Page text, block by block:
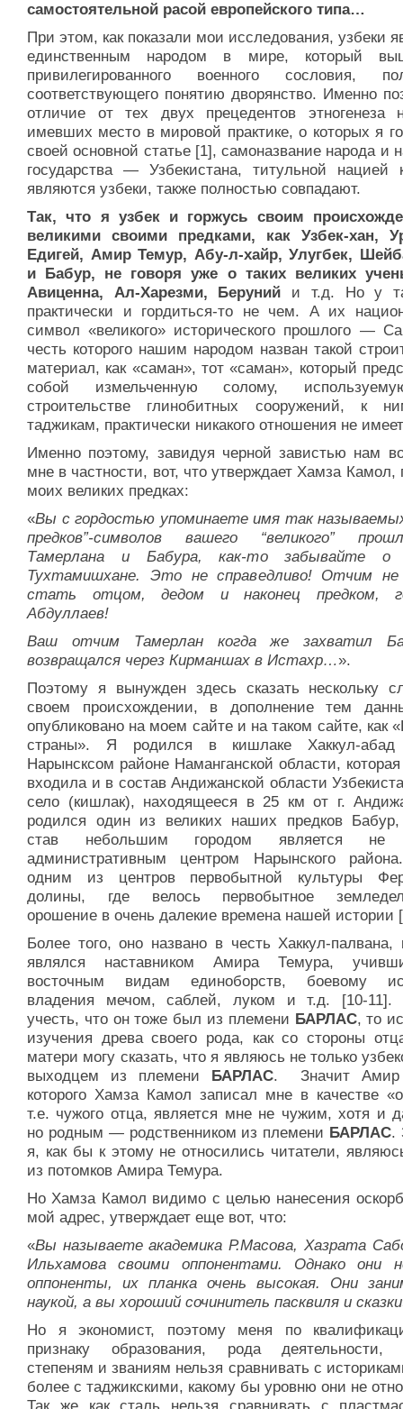
самостоятельной расой европейского типа…
При этом, как показали мои исследования, узбеки
единственным народом в мире, который
привилегированного военного сословия,
соответствующего понятию дворянство. Именно
отличие от тех двух прецедентов этногенеза
имевших место в мировой практике, о которых я
своей основной статье [1], самоназвание народа и
государства — Узбекистана, титульной нацией
являются узбеки, также полностью совпадают.
Так, что я узбек и горжусь своим
великими своими предками, как Узбек-хан,
Едигей, Амир Темур, Абу-л-хайр, Улугбек,
и Бабур, не говоря уже о таких великих
Авиценна, Ал-Харезми, Беруний и т.д. Но у
практически и гордиться-то не чем. А их
символ «великого» исторического прошлого —
честь которого нашим народом назван такой
материал, как «саман», тот «саман», который
собой измельченную солому,
строительстве глинобитных сооружений, к
таджикам, практически никакого отношения не
Именно поэтому, завидуя черной завистью нам
мне в частности, вот, что утверждает Хамза Камол,
моих великих предках:
«Вы с гордостью упоминаете имя так
предков”-символов вашего “великого”
Тамерлана и Бабура, как-то забывайте о
Тухтамишхане. Это не справедливо! Отчим
стать отцом, дедом и наконец предком,
Абдуллаев!
Ваш отчим Тамерлан когда же захватил
возвращался через Кирманшах в Истахр…».
Поэтому я вынужден здесь сказать нескольку
своем происхождении, в дополнение тем
опубликовано на моем сайте и на таком сайте, как
страны». Я родился в кишлаке Хаккул-
Нарынсксом районе Наманганской области,
входила и в состав Андижанской области
село (кишлак), находящееся в 25 км от г.
родился один из великих наших предков
став небольшим городом является не
административным центром Нарынского
одним из центров первобытной культуры
долины, где велось первобытное
орошение в очень далекие времена нашей истории
Более того, оно названо в честь Хаккул-палвана,
являлся наставником Амира Темура,
восточным видам единоборств, боевому
владения мечом, саблей, луком и т.д. [10-
учесть, что он тоже был из племени БАРЛАС, то
изучения древа своего рода, как со стороны
матери могу сказать, что я являюсь не только
выходцем из племени БАРЛАС. Значит Амир
которого Хамза Камол записал мне в качестве
т.е. чужого отца, является мне не чужим, хотя и
но родным — родственником из племени БАРЛАС.
я, как бы к этому не относились читатели,
из потомков Амира Темура.
Но Хамза Камол видимо с целью нанесения
мой адрес, утверждает еще вот, что:
«Вы называете академика Р.Масова, Хазрата
Ильхамова своими оппонентами. Однако они
оппоненты, их планка очень высокая. Они
наукой, а вы хороший сочинитель пасквиля и сказки
Но я экономист, поэтому меня по
признаку образования, рода деятельности,
степеням и званиям нельзя сравнивать с
более с таджикскими, какому бы уровню они не